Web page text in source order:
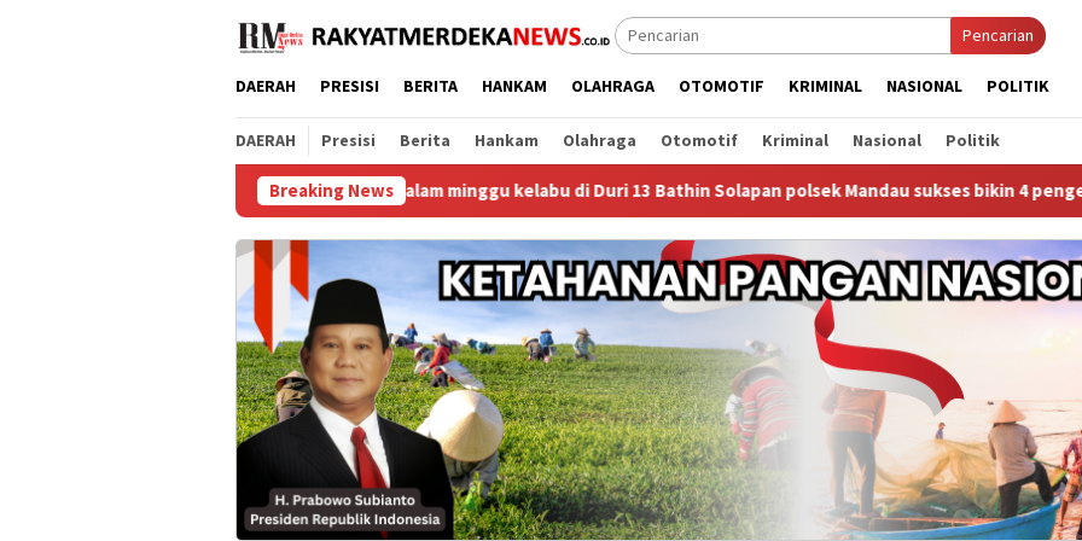
Pencarian
DAERAH PRESISI BERITA HANKAM OLAHRAGA OTOMOTIF KRIMINAL NASIONAL POLITIK
DAERAH Presisi Berita Hankam Olahraga Otomotif Kriminal Nasional Politik
Breaking News
Malam minggu kelabu di Duri 13 Bathin Solapan polsek Mandau sukses bikin 4 pengedar sabu kompak